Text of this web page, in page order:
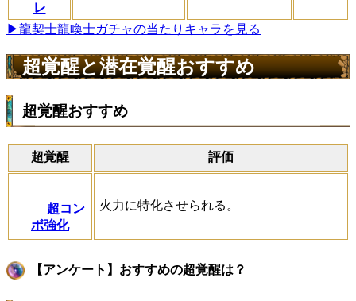
レ
▶龍契士龍喚士ガチャの当たりキャラを見る
超覚醒と潜在覚醒おすすめ
超覚醒おすすめ
超覚醒 評価
超コン
ボ強化
火力に特化させられる。
【アンケート】おすすめの超覚醒は？